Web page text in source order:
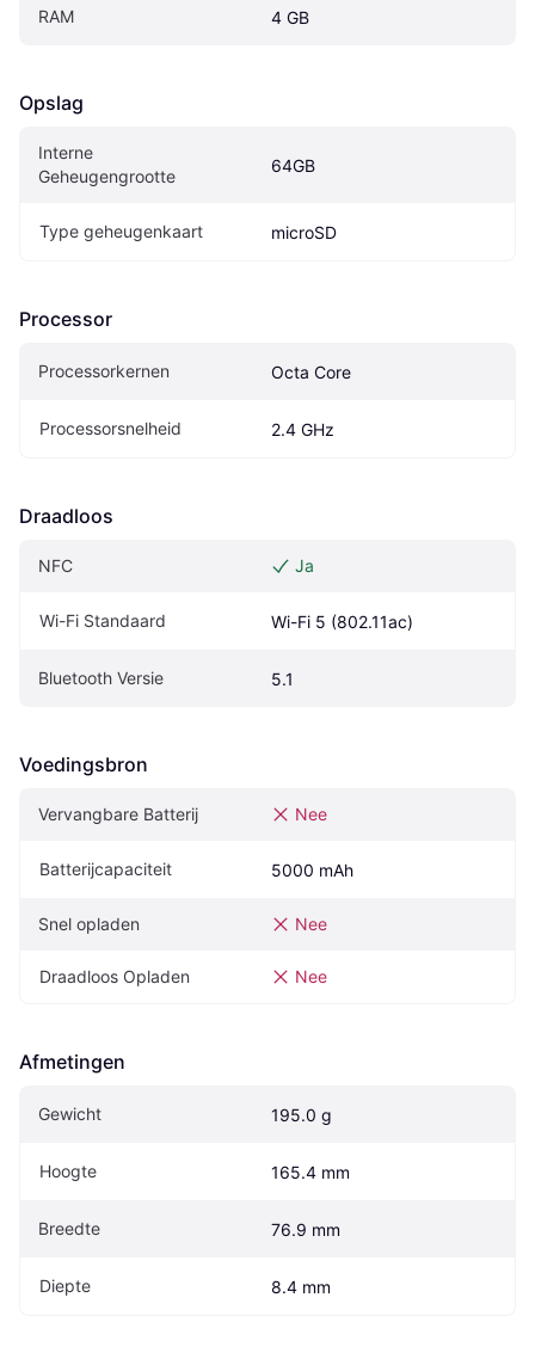
RAM 4 GB
Opslag
Interne
Geheugengrootte
64GB
Type geheugenkaart microSD
Processor
Processorkernen Octa Core
Processorsnelheid 2.4 GHz
Draadloos
NFC Ja
Wi-Fi Standaard Wi-Fi 5 (802.11ac)
Bluetooth Versie 5.1
Voedingsbron
Vervangbare Batterij Nee
Batterijcapaciteit 5000 mAh
Snel opladen Nee
Draadloos Opladen Nee
Afmetingen
Gewicht 195.0 g
Hoogte 165.4 mm
Breedte 76.9 mm
Diepte 8.4 mm